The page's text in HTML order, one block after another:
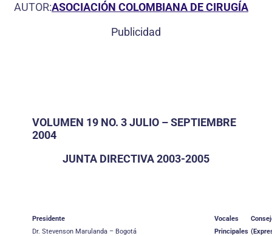
AUTOR:ASOCIACIÓN COLOMBIANA DE CIRUGÍA
Publicidad
VOLUMEN 19 NO. 3 JULIO – SEPTIEMBRE
2004
JUNTA DIRECTIVA 2003-2005
Presidente
Dr. Stevenson Marulanda – Bogotá
Vocales
Principales